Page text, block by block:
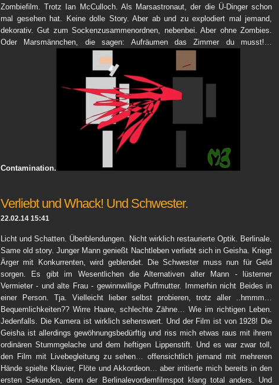
Zombiefilm. Trotz Ian McCulloch. Als Marsastronaut, der die Ü-Dinger schon
mal gesehen hat. Keine dolle Story. Aber ab und zu explodiert mal jemand,
dekorativ. Gut zum Sockenzusammenordnen, nebenbei. Aber ohne Zombies.
Oder Marsmännchen, die sagen: Aufräumen das Zimmer du musst!…
Contamination.
Verliebt und Whack! Und Schwester.
22.02.14 15:41
Licht und Schatten. Überblendungen. Nicht wirklich restaurierte Optik. Berlinale.
Same old story. Junger Mann genießt Nachtleben verliebt sich in Geisha. Kriegt
Ärger mit Konkurrenten, wird geblendet. Die Schwester muss nun für Geld
sorgen. Es gibt im Wesentlichen die Alternativen alter Mann - lüsterner
Vermieter - und alte Frau - gewinnwillige Puffmutter. Immerhin nicht Beides in
einer Person. Tja. Vielleicht lieber selbst probieren, trotz aller ..hmmm…
Bequemlichkeiten?? Wirre Haare, schlechte Zähne… Wie im richtigen Leben.
Jedenfalls. Die Kamera ist wirklich sehenswert. Und der Film ist von 1928! Die
Geisha ist allerdings gewöhnungsbedürftig und riss mich etwas raus mit ihrem
ordinären Stummgelache und dem heftigen Lippenstift. Und es war zwar toll,
den Film mit Livebegleitung zu sehen… offensichtlich jemand mit mehreren
Hände spielte Klavier, Flöte und Akkordeon… aber irritierte mich bereits in den
ersten Sekunden, denn der Berlinalevordemfilmspot klang total anders. Und